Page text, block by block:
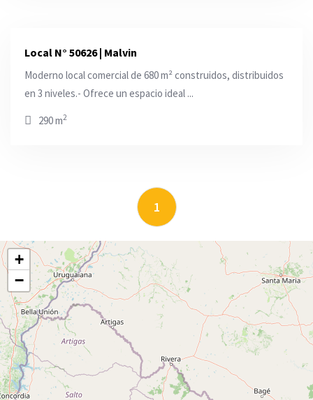
Local N° 50626 | Malvi­n
Moderno local comercial de 680 m² construidos, distribuidos
en 3 niveles.- Ofrece un espacio ideal ...
290 m2
1
+
−